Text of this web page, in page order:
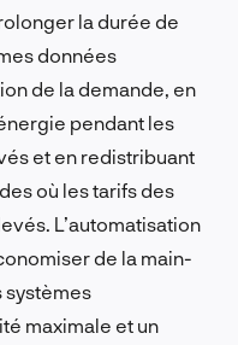
la durée de
données
de la demande, en
pendant les
et en redistribuant
où les tarifs des
L’automatisation
de la main-
systèmes
maximale et un